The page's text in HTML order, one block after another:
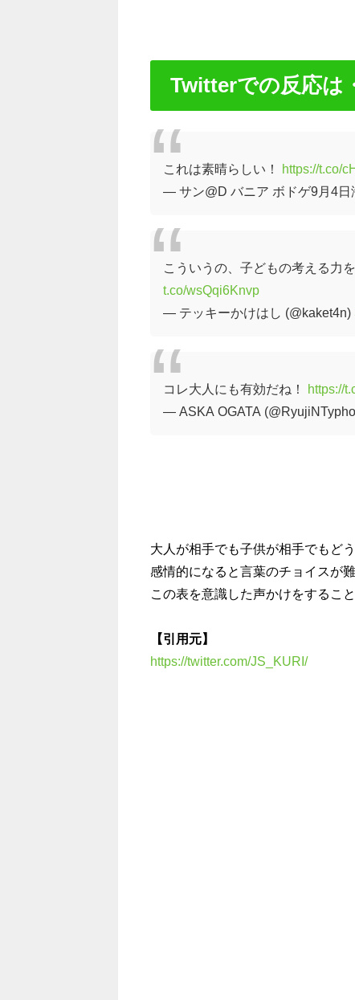
Twitterでの反応は
これは素晴らしい！
https://t.co/
— サン@D バニア ボドゲ9月4日
こういうの、子どもの考える力
t.co/wsQqi6Knvp
— テッキーかけはし (@kaket4n)
コレ大人にも有効だね！
https://
— ASKA OGATA
大人が相手でも子供が相手でもど
感情的になると言葉のチョイスが
この表を意識した声かけをするこ
【引用元】
https://twitter.com/JS_KURI/